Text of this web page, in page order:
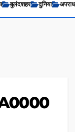
बुलंदशहर दुनिया अपराध